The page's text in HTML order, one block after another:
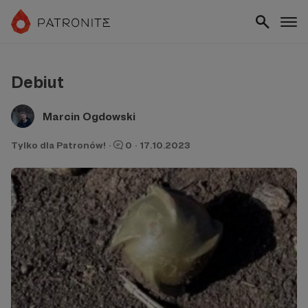
Debiut
Marcin Ogdowski
Tylko dla Patronów! · 0 · 17.10.2023